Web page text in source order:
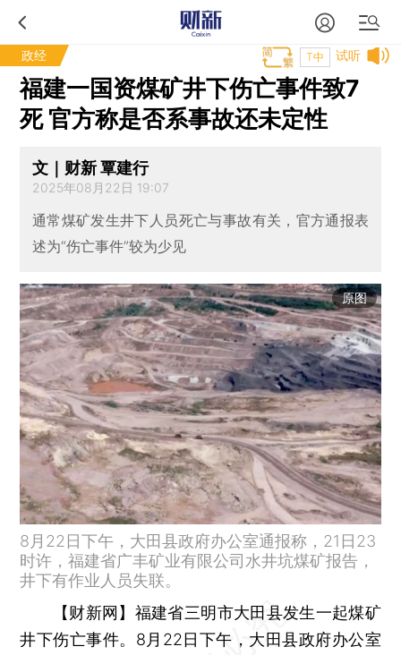
政经 试听
T中
福建一国资煤矿井下伤亡事件致7
死 官方称是否系事故还未定性
文｜财新 覃建行
2025年08月22日 19:07
通常煤矿发生井下人员死亡与事故有关，官方通报表
述为“伤亡事件”较为少见
原图
8月22日下午，大田县政府办公室通报称，21日23
时许，福建省广丰矿业有限公司水井坑煤矿报告，
井下有作业人员失联。
【财新网】 福建省三明市大田县发生一起煤矿
井下伤亡事件。8月22日下午，大田县政府办公室